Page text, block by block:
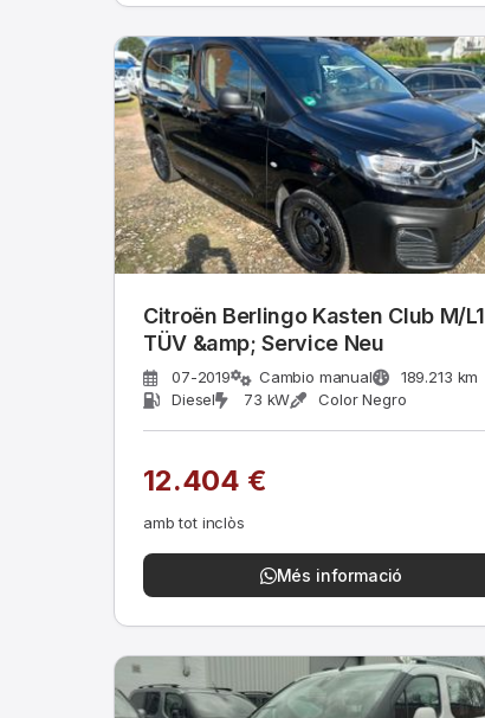
Citroën Berlingo Kasten Club M/L1
TÜV &amp; Service Neu
07-2019 Cambio manual
189.213 km
Diesel
73 kW Color Negro
12.404 €
amb tot inclòs
Més informació